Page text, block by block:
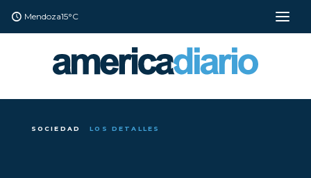
Mendoza15°C
SOCIEDAD LOS DETALLES